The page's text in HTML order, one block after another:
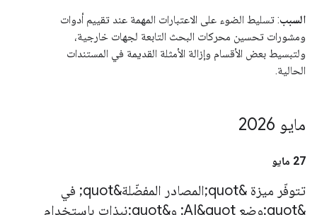
السبب: تسليط الضوء على الاعتبارات المهمة عند تقييم أدوات
ومشورات تحسين محركات البحث التابعة لجهات خارجية،
ولتبسيط بعض الأقسام وإزالة الأمثلة القديمة في المستندات
الحالية.
مايو 2026
‫27 مايو
تتوفّر ميزة &quot;المصادر المفضّلة&quot; في
&quot;وضع AI&quot; و&quot;نبذات باستخدام